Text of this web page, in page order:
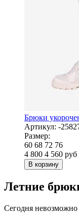
Брюки
Артикул: -
Размер:
60 68 72 76
4 800 4 560 руб
В корзину
Летние
Сегодня невозможно